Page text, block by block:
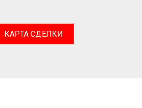
КАРТА СДЕЛКИ